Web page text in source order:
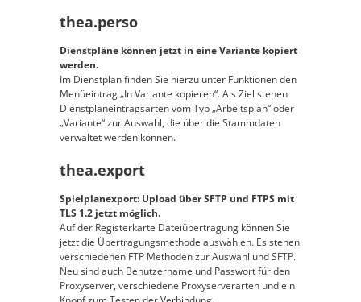
thea.perso
Dienstpläne können jetzt in eine Variante kopiert
werden.
Im Dienstplan finden Sie hierzu unter Funktionen den
Menüeintrag „In Variante kopieren“. Als Ziel stehen
Dienstplaneintragsarten vom Typ „Arbeitsplan“ oder
„Variante“ zur Auswahl, die über die Stammdaten
verwaltet werden können.
thea.export
Spielplanexport: Upload über SFTP und FTPS mit
TLS 1.2 jetzt möglich.
Auf der Registerkarte Dateiübertragung können Sie
jetzt die Übertragungsmethode auswählen. Es stehen
verschiedenen FTP Methoden zur Auswahl und SFTP.
Neu sind auch Benutzername und Passwort für den
Proxyserver, verschiedene Proxyserverarten und ein